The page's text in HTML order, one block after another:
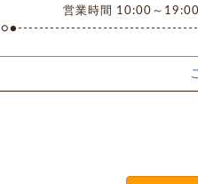
営業時間 10:00～19:00(